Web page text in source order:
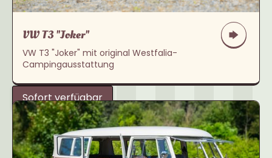
VW T3 "Joker"
VW T3 "Joker" mit original Westfalia-
Campingausstattung
Sofort verfügbar